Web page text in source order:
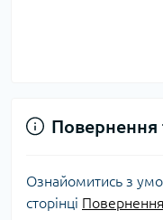
Повернення
Ознайомитись з
сторінці